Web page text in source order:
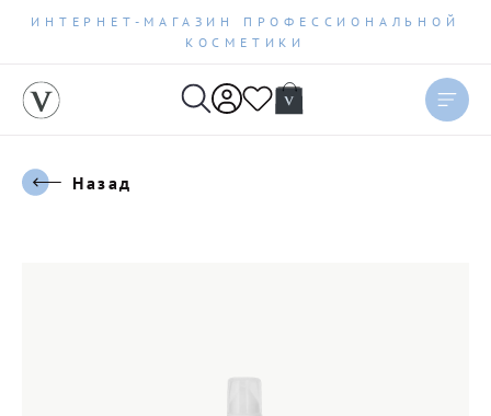
ИНТЕРНЕТ-МАГАЗИН ПРОФЕССИОНАЛЬНОЙ
КОСМЕТИКИ
Назад